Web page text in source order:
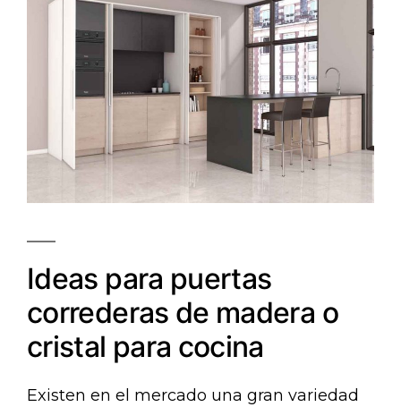
Ideas para puertas
correderas de madera o
cristal para cocina
Existen en el mercado una gran variedad